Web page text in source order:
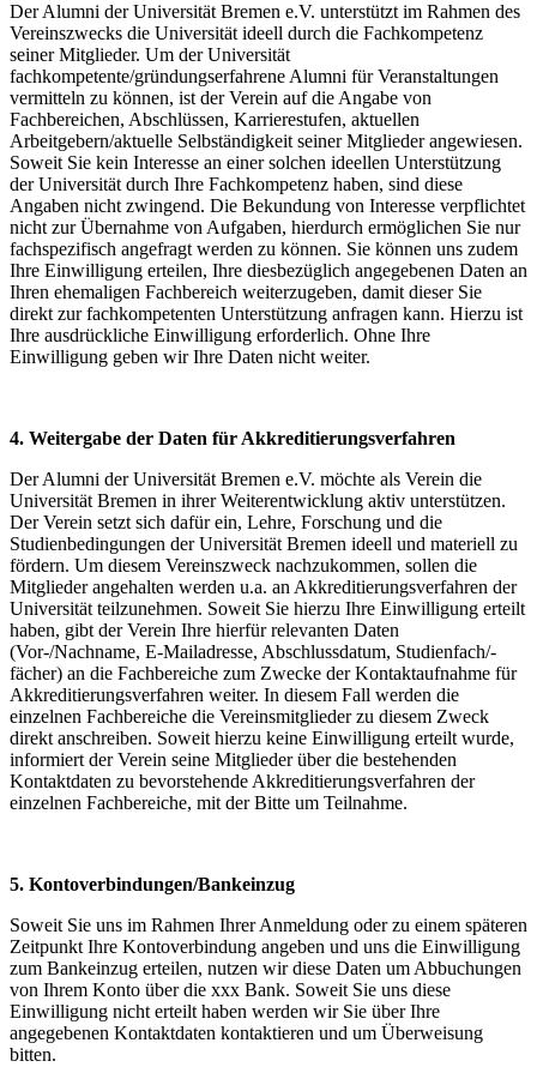
Der Alumni der Universität Bremen e.V. unterstützt im Rahmen des
Vereinszwecks die Universität ideell durch die Fachkompetenz
seiner Mitglieder. Um der Universität
fachkompetente/gründungserfahrene Alumni für Veranstaltungen
vermitteln zu können, ist der Verein auf die Angabe von
Fachbereichen, Abschlüssen, Karrierestufen, aktuellen
Arbeitgebern/aktuelle Selbständigkeit seiner Mitglieder angewiesen.
Soweit Sie kein Interesse an einer solchen ideellen Unterstützung
der Universität durch Ihre Fachkompetenz haben, sind diese
Angaben nicht zwingend. Die Bekundung von Interesse verpflichtet
nicht zur Übernahme von Aufgaben, hierdurch ermöglichen Sie nur
fachspezifisch angefragt werden zu können. Sie können uns zudem
Ihre Einwilligung erteilen, Ihre diesbezüglich angegebenen Daten an
Ihren ehemaligen Fachbereich weiterzugeben, damit dieser Sie
direkt zur fachkompetenten Unterstützung anfragen kann. Hierzu ist
Ihre ausdrückliche Einwilligung erforderlich. Ohne Ihre
Einwilligung geben wir Ihre Daten nicht weiter.
4. Weitergabe der Daten für Akkreditierungsverfahren
Der Alumni der Universität Bremen e.V. möchte als Verein die
Universität Bremen in ihrer Weiterentwicklung aktiv unterstützen.
Der Verein setzt sich dafür ein, Lehre, Forschung und die
Studienbedingungen der Universität Bremen ideell und materiell zu
fördern. Um diesem Vereinszweck nachzukommen, sollen die
Mitglieder angehalten werden u.a. an Akkreditierungsverfahren der
Universität teilzunehmen. Soweit Sie hierzu Ihre Einwilligung erteilt
haben, gibt der Verein Ihre hierfür relevanten Daten
(Vor-/Nachname, E-Mailadresse, Abschlussdatum, Studienfach/-
fächer) an die Fachbereiche zum Zwecke der Kontaktaufnahme für
Akkreditierungsverfahren weiter. In diesem Fall werden die
einzelnen Fachbereiche die Vereinsmitglieder zu diesem Zweck
direkt anschreiben. Soweit hierzu keine Einwilligung erteilt wurde,
informiert der Verein seine Mitglieder über die bestehenden
Kontaktdaten zu bevorstehende Akkreditierungsverfahren der
einzelnen Fachbereiche, mit der Bitte um Teilnahme.
5. Kontoverbindungen/Bankeinzug
Soweit Sie uns im Rahmen Ihrer Anmeldung oder zu einem späteren
Zeitpunkt Ihre Kontoverbindung angeben und uns die Einwilligung
zum Bankeinzug erteilen, nutzen wir diese Daten um Abbuchungen
von Ihrem Konto über die xxx Bank. Soweit Sie uns diese
Einwilligung nicht erteilt haben werden wir Sie über Ihre
angegebenen Kontaktdaten kontaktieren und um Überweisung
bitten.